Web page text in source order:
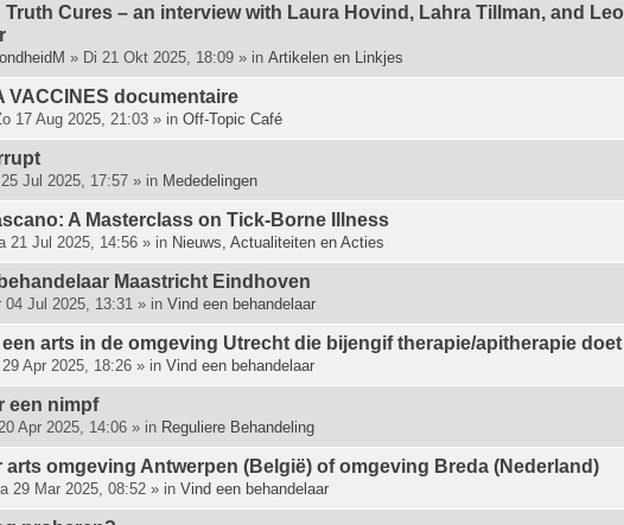
Truth Cures – an interview with Laura Hovind, Lahra Tillman, and Leo
» Di 21 Okt 2025, 18:09 » in Artikelen en Linkjes
VACCINES documentaire
17 Aug 2025, 21:03 » in Off-Topic Café
Jul 2025, 17:57 » in Mededelingen
A Masterclass on Tick-Borne Illness
21 Jul 2025, 14:56 » in Nieuws, Actualiteiten en Acties
Maastricht Eindhoven
04 Jul 2025, 13:31 » in Vind een behandelaar
arts in de omgeving Utrecht die bijengif therapie/apitherapie doet
Apr 2025, 18:26 » in Vind een behandelaar
een nimpf
Apr 2025, 14:06 » in Reguliere Behandeling
arts omgeving Antwerpen (België) of omgeving Breda (Nederland)
29 Mar 2025, 08:52 » in Vind een behandelaar